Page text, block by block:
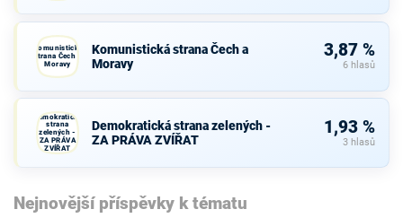
Komunistická
strana Čech a
Moravy
Komunistická strana Čech a
Moravy
3,87 %
6 hlasů
Demokratická
strana
zelených -
ZA PRÁVA
ZVÍŘAT
Demokratická strana zelených -
ZA PRÁVA ZVÍŘAT
1,93 %
3 hlasů
Nejnovější příspěvky k tématu